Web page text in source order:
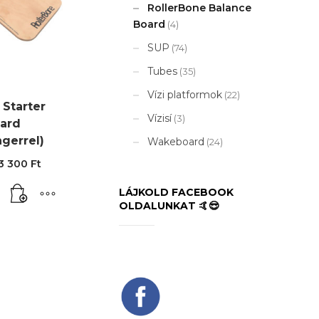
Starter
300 Ft
is:
33
RollerBone Balance
Board (4)
SUP (74)
Tubes (35)
Vízi platformok (22)
Vízisí (3)
Wakeboard (24)
LÁJKOLD FACEBOOK
OLDALUNKAT 🤙😎